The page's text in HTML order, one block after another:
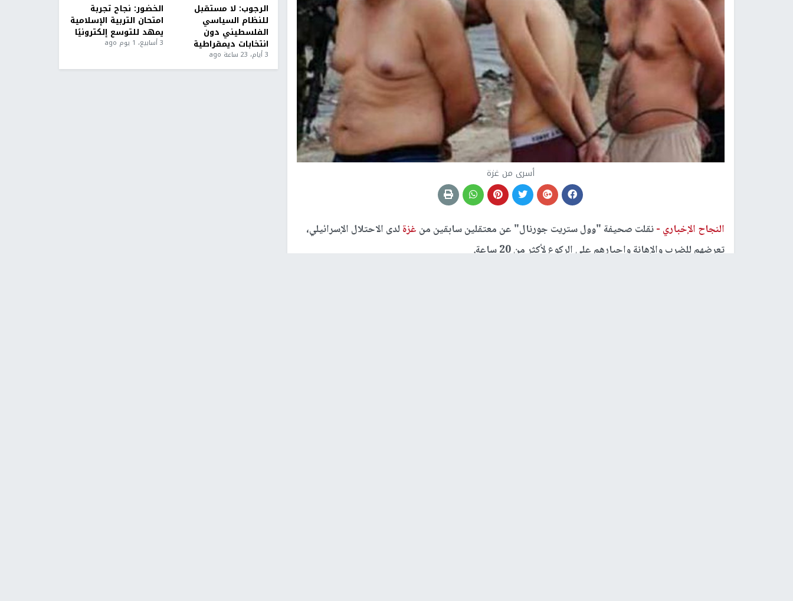
أسرى من غزة
النجاح الإخباري -نقلت صحيفة "وول ستريت جورنال" عن معتقلين سابقين من غزة لدى الاحتلال الإسرائيلي،
تعرضهم للضرب والإهانة وإجبارهم على الركوع لأكثر من 20 ساعة.
الرجوب: لا مستقبل
للنظام السياسي
الفلسطيني دون
انتخابات ديمقراطية
3 أيام، 23 ساعة ago
الخضور: نجاح تجربة
امتحان التربية الإسلامية
يمهد للتوسع إلكترونيًا
3 أسابيع، 1 يوم ago